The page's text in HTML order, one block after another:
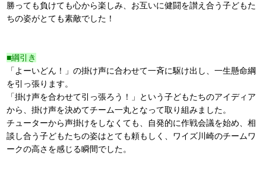
勝っても負けても心から楽しみ、お互いに健闘を讃え合う子どもた
ちの姿がとても素敵でした！
■綱引き
「よーいどん！」の掛け声に合わせて一斉に駆け出し、一生懸命綱
を引っ張ります。
「掛け声を合わせて引っ張ろう！」という子どもたちのアイディア
から、掛け声を決めてチーム一丸となって取り組みました。
チューターから声掛けをしなくても、自発的に作戦会議を始め、相
談し合う子どもたちの姿はとても頼もしく、ワイズ川崎のチームワ
ークの高さを感じる瞬間でした。